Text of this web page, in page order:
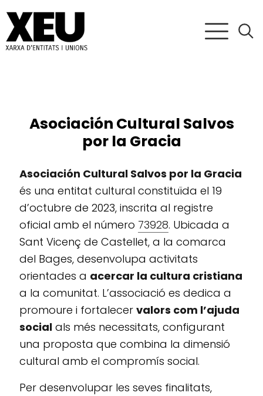
Asociación Cultural Salvos
por la Gracia
Asociación Cultural Salvos por la Gracia
és una entitat cultural constituïda el 19
d’octubre de 2023, inscrita al registre
oficial amb el número 73928. Ubicada a
Sant Vicenç de Castellet, a la comarca
del Bages, desenvolupa activitats
orientades a acercar la cultura cristiana
a la comunitat. L’associació es dedica a
promoure i fortalecer valors com l’ajuda
social als més necessitats, configurant
una proposta que combina la dimensió
cultural amb el compromís social.
Per desenvolupar les seves finalitats,